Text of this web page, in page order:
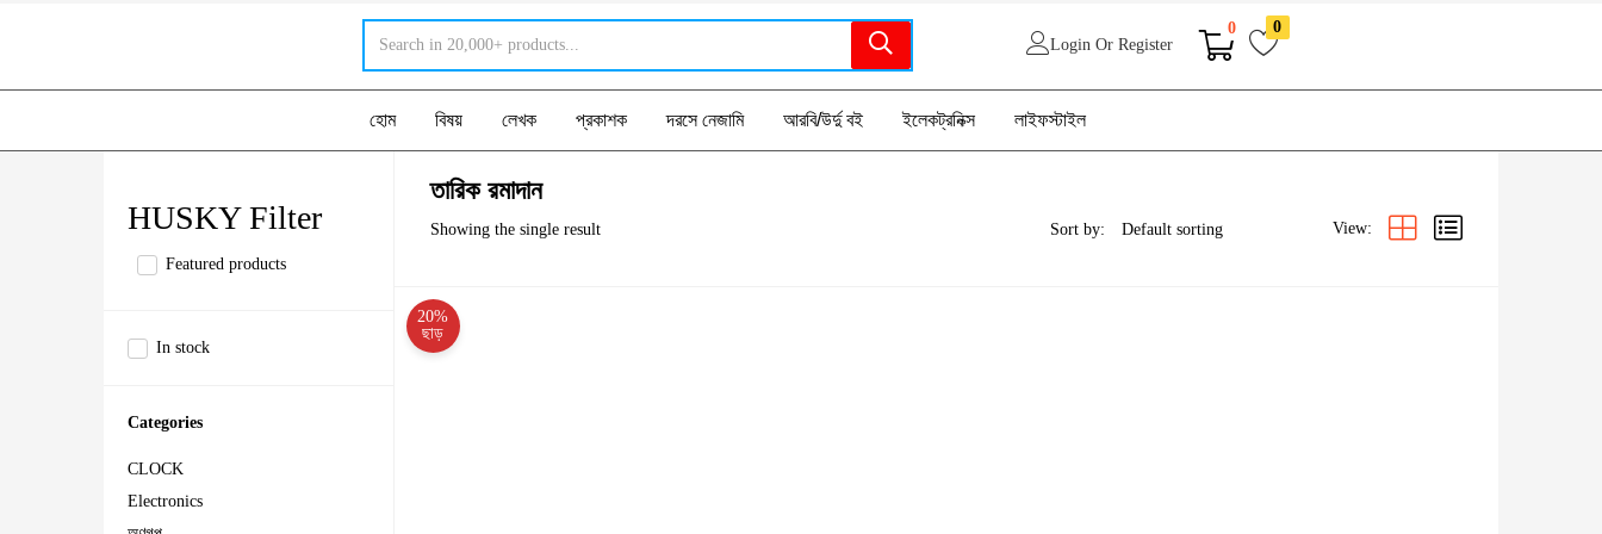
Login Or Register
0 0
হোম বিষয় লেখক প্রকাশক দরসে নেজামি আরবি/উর্দু বই ইলেকট্রনিক্স লাইফস্টাইল
HUSKY Filter
Featured products
In stock
Categories
CLOCK
Electronics
তারিক রমাদান
Showing the single result Sort by: View:
20%
ছাড়